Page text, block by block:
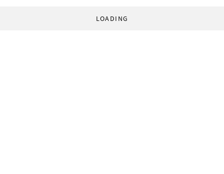
LOADING